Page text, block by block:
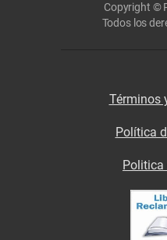
Copyright ©
Todos los
Términos
Política
Politica